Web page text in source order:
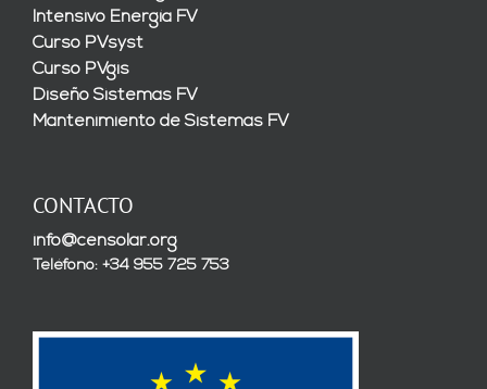
Intensivo Energía FV
Curso PVsyst
Curso PVgis
Diseño Sistemas FV
Mantenimiento de Sistemas FV
CONTACTO
info@censolar.org
Teléfono: +34 955 725 753